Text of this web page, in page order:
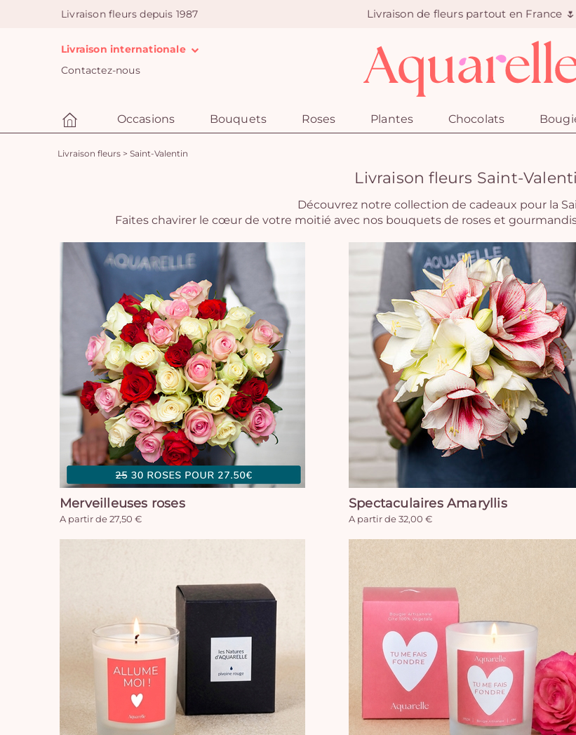
Livraison fleurs depuis 1987 Livraison de fleurs partout en France 🌷
Livraison internationale
Contactez-nous
Occasions Bouquets Roses Plantes Chocolats
Livraison fleurs > Saint-Valentin
Livraison fleurs Saint-
Découvrez notre collection de cadeaux pour la
Faites chavirer le cœur de votre moitié avec nos bouquets de roses et
Merveilleuses roses
A partir de 27,50 €
Spectaculaires Amaryllis
A partir de 32,00 €